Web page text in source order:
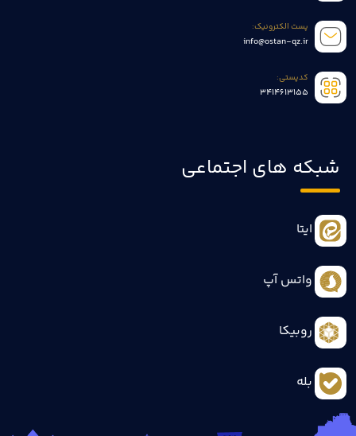
پست الکترونیک:
info@ostan-qz.ir
کدپستی:
3414613155
شبکه های اجتماعی
ایتا
واتس آپ
روبیکا
بله